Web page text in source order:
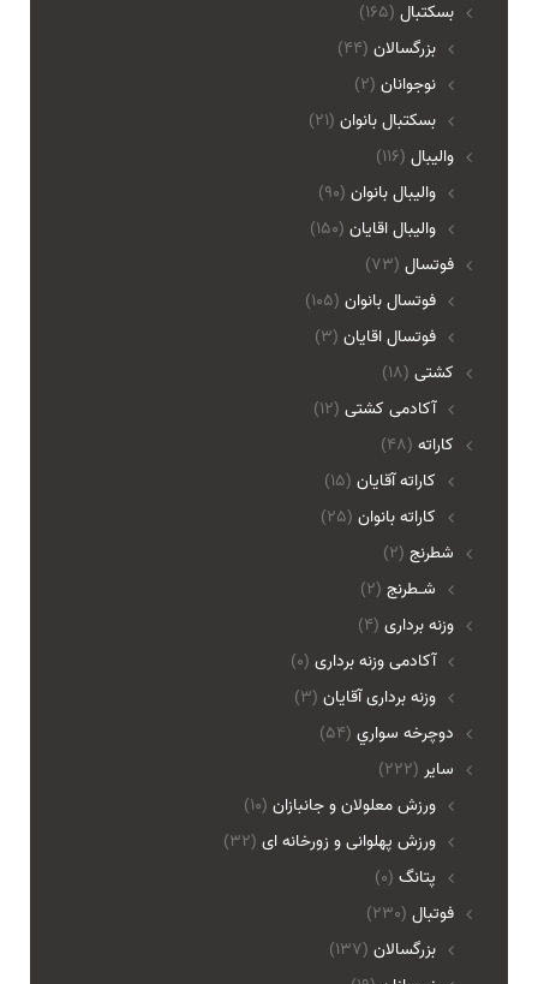
(165) بسکتبال
بزرگسالان (44)
نوجوانان (2)
بسکتبال بانوان (21)
(116) والیبال
واليبال بانوان (90)
واليبال اقايان (150)
(73) فوتسال
فوتسال بانوان (105)
فوتسال اقايان (3)
(18) کشتی
آکادمی کشتی (12)
(48) کاراته
کاراته آقایان (15)
کاراته بانوان (25)
(2) شطرنج
شـطرنج (2)
(4) وزنه برداری
آکادمی وزنه برداری (0)
وزنه برداری آقایان (3)
(54) دوچرخه سواري
(222) ساير
ورزش معلولان و جانبازان (10)
ورزش پهلوانی و زورخانه ای (32)
پتانگ (0)
(230) فوتبال
بزرگسالان (137)